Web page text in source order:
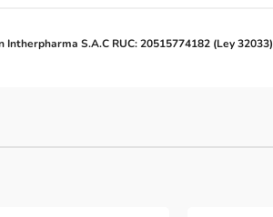
S.A.C RUC: 20515774182 (Ley 32033)